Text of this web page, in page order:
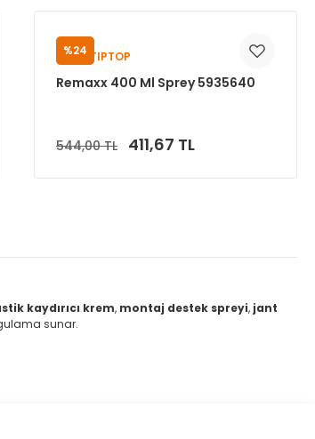
%24
REMA TIPTOP
Remaxx 400 Ml Sprey 5935640
544,00 TL 411,67 TL
Sepete Ekle
kaydırıcı krem, montaj destek spreyi, jant
sunar.